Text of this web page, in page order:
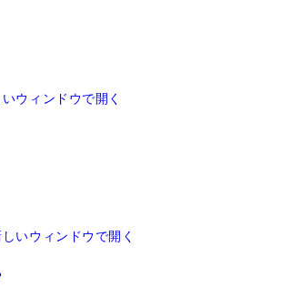
いウィンドウで開く
しいウィンドウで開く